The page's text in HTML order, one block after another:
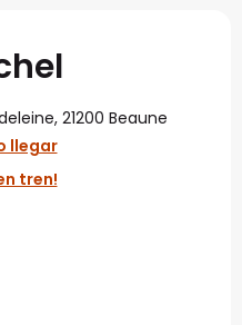
21200 Beaune
llegar
tren!